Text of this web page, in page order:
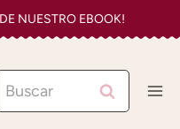
NUESTRO EBOOK!
Buscar: